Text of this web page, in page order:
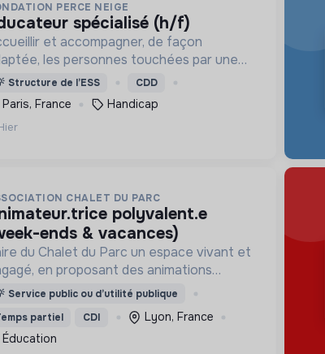
PERCE NEIGE
spécialisé (h/f)
et accompagner, de façon
les personnes touchées par une
mentale, un handicap physique
psychique
Structure de l’ESS CDD
Paris, France Handicap
CHALET DU PARC
ends & vacances)
du Chalet du Parc un espace vivant et
en proposant des animations
et pédagogiques (ateliers, expos,
inspirante.
Service public ou d’utilité publique
partiel
CDI
Lyon, France
Éducation